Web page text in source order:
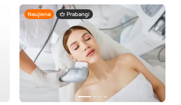
Naujiena Prabangi